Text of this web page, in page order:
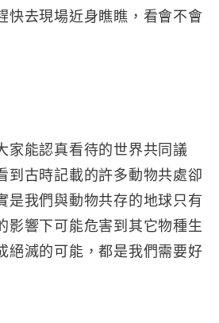
快去現場近身瞧瞧，看會不會
家能認真看待的世界共同議
到古時記載的許多動物共處卻
是我們與動物共存的地球只有
影響下可能危害到其它物種生
絕滅的可能，都是我們需要好